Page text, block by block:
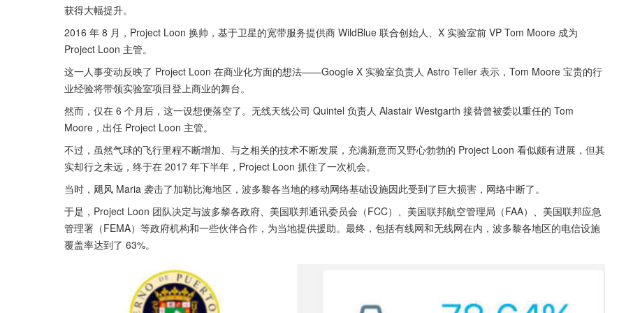
获得大幅提升。
2016 年 8 月，Project Loon 换帅，基于卫星的宽带服务提供商 WildBlue 联合创始人、X 实验室前 VP Tom Moore 成为
Project Loon 主管。
这一人事变动反映了 Project Loon 在商业化方面的想法——Google X 实验室负责人 Astro Teller 表示，Tom Moore 宝贵的行
业经验将带领实验室项目登上商业的舞台。
然而，仅在 6 个月后，这一设想便落空了。无线天线公司 Quintel 负责人 Alastair Westgarth 接替曾被委以重任的 Tom
Moore，出任 Project Loon 主管。
不过，虽然气球的飞行里程不断增加、与之相关的技术不断发展，充满新意而又野心勃勃的 Project Loon 看似颇有进展，但其
实却行之未远，终于在 2017 年下半年，Project Loon 抓住了一次机会。
当时，飓风 Maria 袭击了加勒比海地区，波多黎各当地的移动网络基础设施因此受到了巨大损害，网络中断了。
于是，Project Loon 团队决定与波多黎各政府、美国联邦通讯委员会（FCC）、美国联邦航空管理局（FAA）、美国联邦应急
管理署（FEMA）等政府机构和一些伙伴合作，为当地提供援助。最终，包括有线网和无线网在内，波多黎各地区的电信设施
覆盖率达到了 63%。